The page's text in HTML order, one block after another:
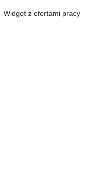
Widget z ofertami pracy